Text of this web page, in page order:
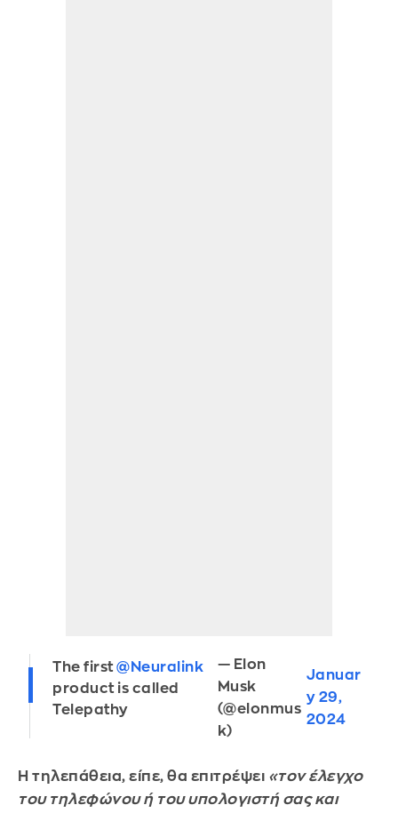
The first@Neuralink
product is called
Telepathy
— Elon
Musk
(@elonmus
k)
Januar
y 29,
2024
Η τηλεπάθεια, είπε, θα επιτρέψει «τον έλεγχο
του τηλεφώνου ή του υπολογιστή σας και